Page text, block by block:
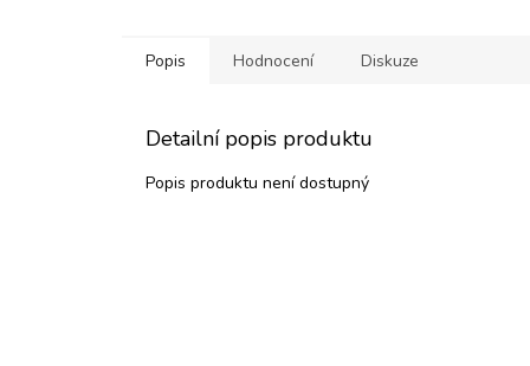
Popis Hodnocení Diskuze
Detailní popis produktu
Popis produktu není dostupný